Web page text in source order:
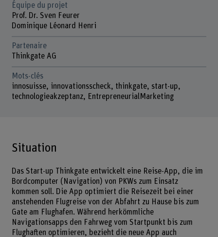
Équipe du projet
Prof. Dr. Sven Feurer
Dominique Léonard Henri
Partenaire
Thinkgate AG
Mots-clés
innosuisse, innovationsscheck, thinkgate, start-up,
technologieakzeptanz, EntrepreneurialMarketing
Situation
Das Start-up Thinkgate entwickelt eine Reise-App, die im
Bordcomputer (Navigation) von PKWs zum Einsatz
kommen soll. Die App optimiert die Reisezeit bei einer
anstehenden Flugreise von der Abfahrt zu Hause bis zum
Gate am Flughafen. Während herkömmliche
Navigationsapps den Fahrweg vom Startpunkt bis zum
Flughaften optimieren, bezieht die neue App auch